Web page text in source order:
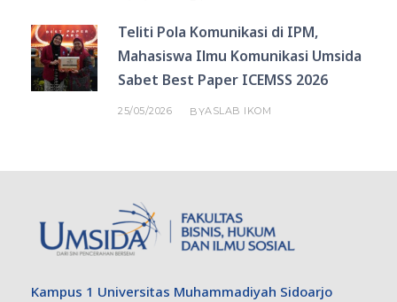
Teliti Pola Komunikasi di IPM,
Mahasiswa Ilmu Komunikasi Umsida
Sabet Best Paper ICEMSS 2026
25/05/2026 BYASLAB IKOM
Kampus 1 Universitas Muhammadiyah Sidoarjo